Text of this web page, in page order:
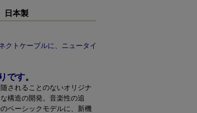
日本製
クトケーブルに、ニュータイ
です。
されることのないオリジナ
構造の開発。音楽性の追
ベーシックモデルに、新機